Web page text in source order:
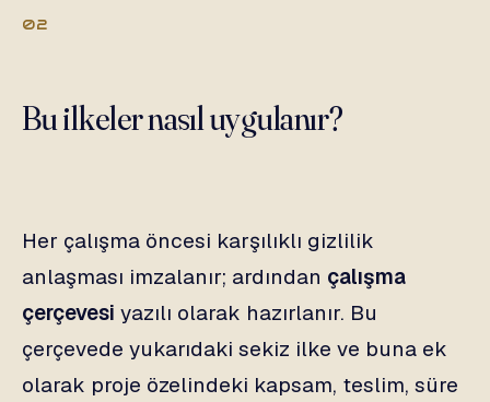
02
Bu ilkeler nasıl uygulanır?
Her çalışma öncesi karşılıklı gizlilik
anlaşması imzalanır; ardından çalışma
çerçevesi yazılı olarak hazırlanır. Bu
çerçevede yukarıdaki sekiz ilke ve buna ek
olarak proje özelindeki kapsam, teslim, süre